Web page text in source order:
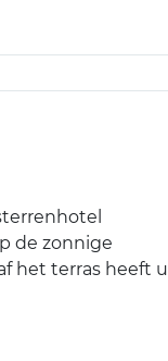
de zonnige
het terras heeft u